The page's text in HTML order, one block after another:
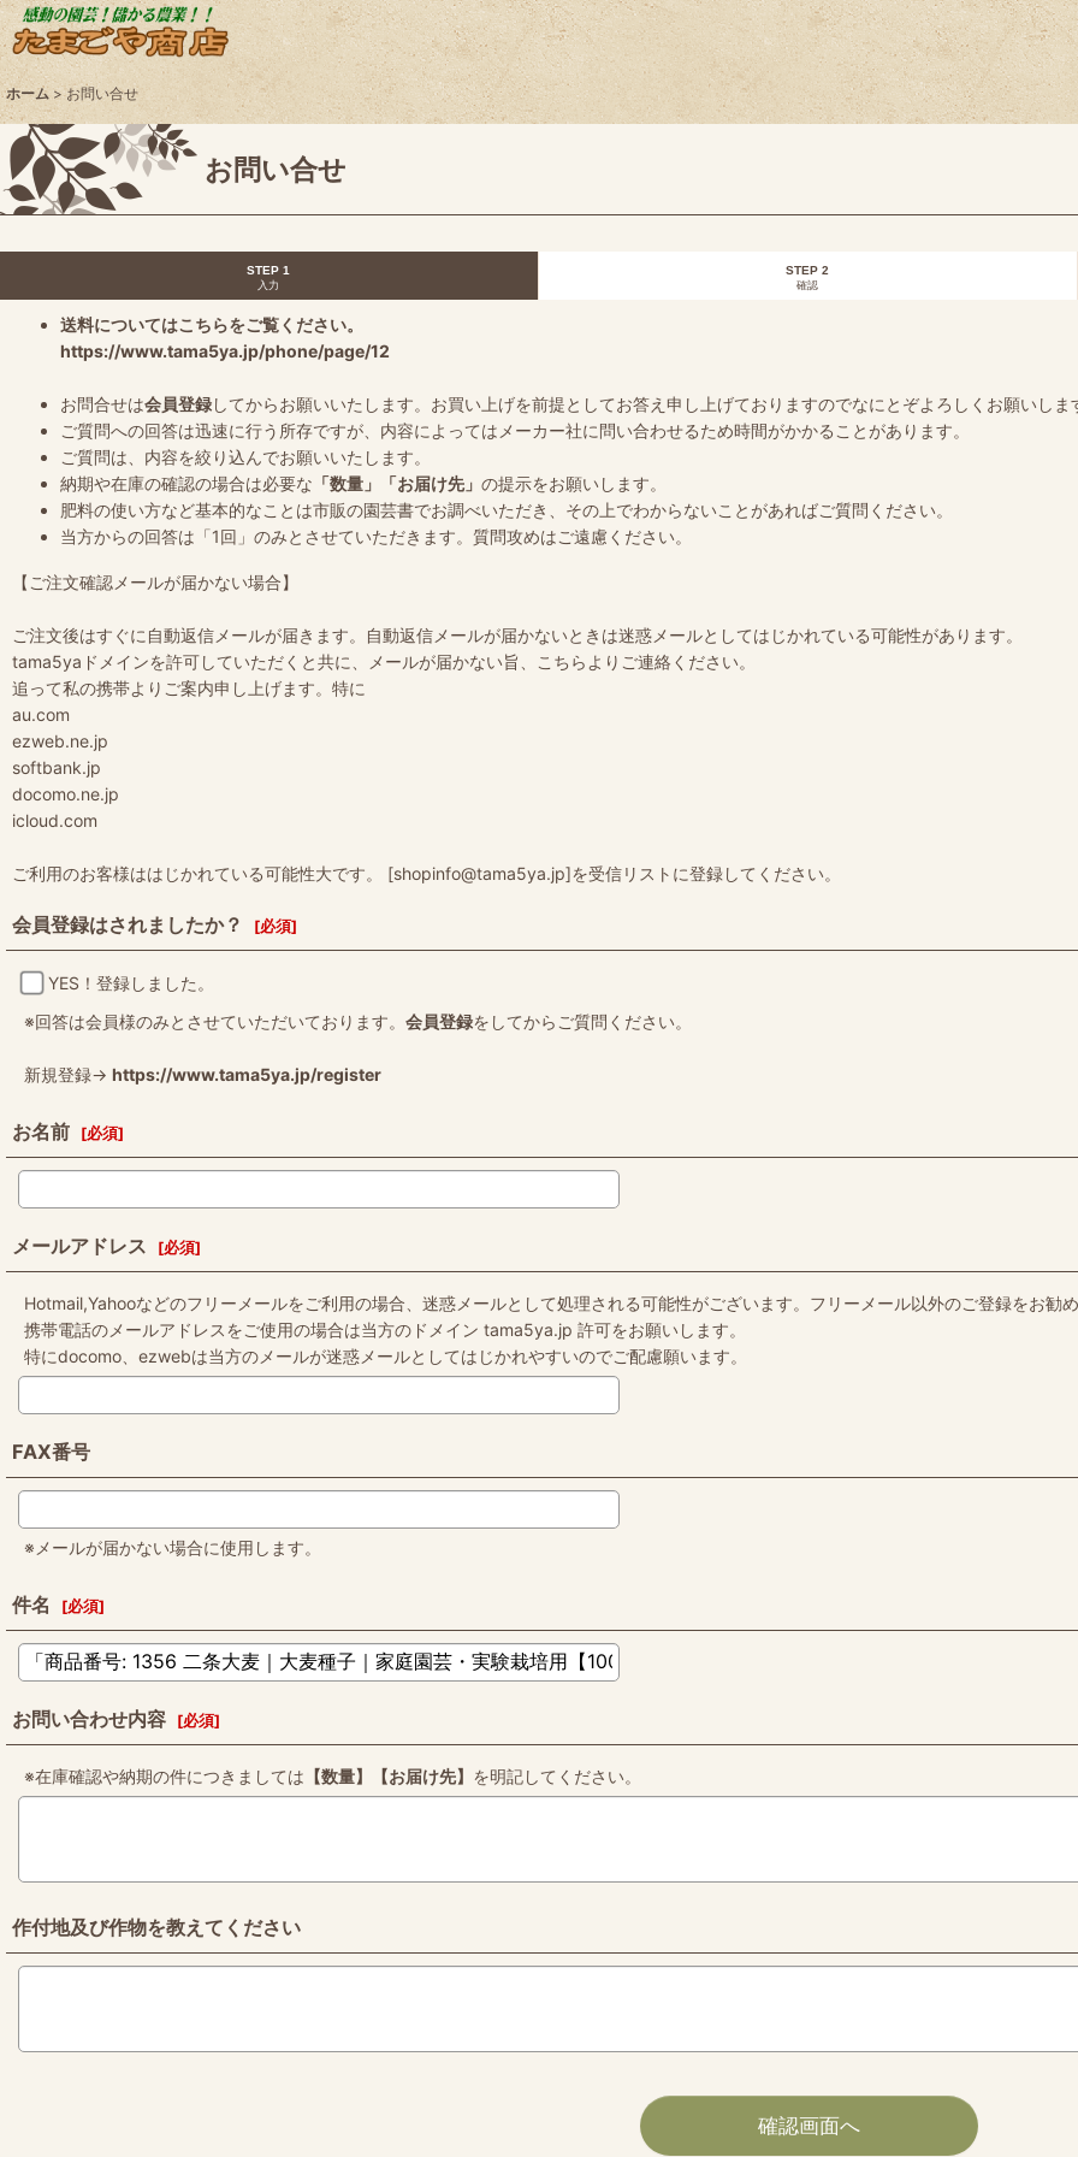
ホーム > お問い合せ
お問い合せ
STEP 1
入力
STEP 2
確認
送料についてはこちらをご覧ください。
https://www.tama5ya.jp/phone/page/12
お問合せは会員登録してからお願いいたします。お買い上げを前提としてお答え申し上げておりますのでなにとぞよろしくお願いしま
ご質問への回答は迅速に行う所存ですが、内容によってはメーカー社に問い合わせるため時間がかかることがあります。
ご質問は、内容を絞り込んでお願いいたします。
納期や在庫の確認の場合は必要な 「数量」「お届け先」 の提示をお願いします。
肥料の使い方など基本的なことは市販の園芸書でお調べいただき、その上でわからないことがあればご質問ください。
当方からの回答は「1回」のみとさせていただきます。質問攻めはご遠慮ください。
【ご注文確認メールが届かない場合】
ご注文後はすぐに自動返信メールが届きます。自動返信メールが届かないときは迷惑メールとしてはじかれている可能性があります。
tama5yaドメインを許可していただくと共に、メールが届かない旨、こちらよりご連絡ください。
追って私の携帯よりご案内申し上げます。特に
au.com
ezweb.ne.jp
softbank.jp
docomo.ne.jp
icloud.com
ご利用のお客様ははじかれている可能性大です。 [shopinfo@tama5ya.jp]を受信リストに登録してください。
会員登録はされましたか？ [必須]
YES！登録しました。
※回答は会員様のみとさせていただいております。 会員登録をしてからご質問ください。
新規登録→ https://www.tama5ya.jp/register
お名前 [必須]
メールアドレス [必須]
Hotmail,Yahooなどのフリーメールをご利用の場合、迷惑メールとして処理される可能性がございます。フリーメール以外のご登録をお勧め
携帯電話のメールアドレスをご使用の場合は当方のドメイン tama5ya.jp 許可をお願いします。
特にdocomo、ezwebは当方のメールが迷惑メールとしてはじかれやすいのでご配慮願います。
FAX番号
※メールが届かない場合に使用します。
件名 [必須]
お問い合わせ内容 [必須]
※在庫確認や納期の件につきましては 【数量】【お届け先】 を明記してください。
作付地及び作物を教えてください
確認画面へ